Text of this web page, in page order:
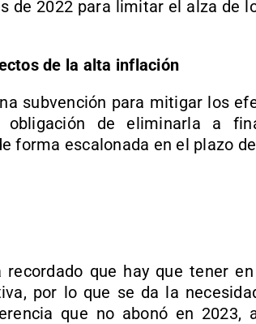
de 2022 para limitar el alza de
de la alta inflación
subvención para mitigar los
de eliminarla a
forma escalonada en el plazo
que hay que tener
por lo que se da la
que no abonó en 2023,